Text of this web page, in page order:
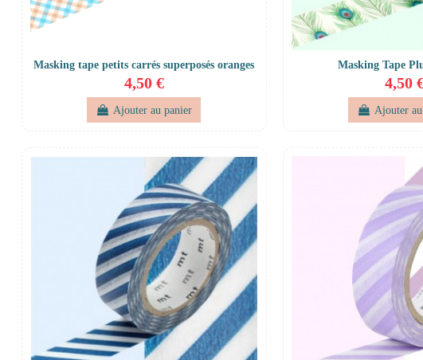
Masking tape petits carrés superposés oranges
4,50 €
Ajouter au panier
Masking Tape
4,50
Ajouter